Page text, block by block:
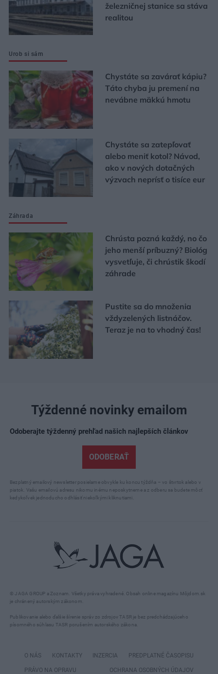
železničnej stanice sa stáva
realitou
Urob si sám
Chystáte sa zavárať kápiu?
Táto chyba ju premení na
nevábne mäkkú hmotu
Chystáte sa zatepľovať
alebo meniť kotol? Návod,
ako v nových dotačných
výzvach neprísť o tisíce eur
Záhrada
Chrústa pozná každý, no čo
jeho menší príbuzný? Biológ
vysvetľuje, či chrústik škodí
záhrade
Pustite sa do množenia
vždyzelených listnáčov.
Teraz je na to vhodný čas!
© JAGA GROUP a Zoznam. Všetky práva vyhradené. Obsah online magazínu Môjdom.sk
je chránený autorským zákonom.
Publikovanie alebo ďalšie šírenie správ zo zdrojov TASR je bez predchádzajúceho
písomného súhlasu TASR porušením autorského zákona.
Týždenné novinky emailom
Odoberajte týždenný prehľad našich najlepších článkov
ODOBERAŤ
Bezplatný emailový newsletter posielame obvykle ku koncu týždňa – vo štvrtok alebo v
piatok. Vašu emailovú adresu nikomu inému neposkytneme a z odberu sa budete môcť
kedykoľvek jednoducho odhlásiť niekoľkými kliknutiami.
O NÁS KONTAKTY INZERCIA PREDPLATNÉ ČASOPISU
PRÁVO NA OPRAVU OCHRANA OSOBNÝCH ÚDAJOV